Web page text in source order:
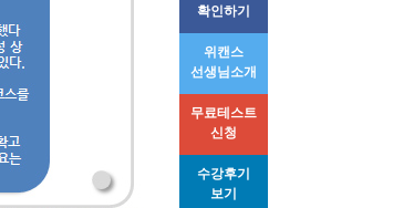
확인하기
위캔스
선생님소개
무료테스트
신청
수강후기
보기